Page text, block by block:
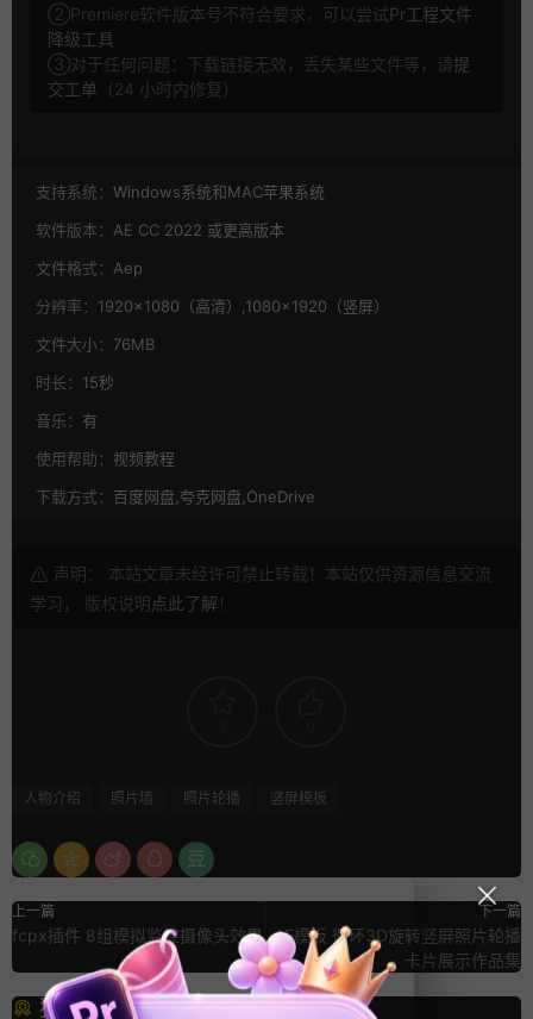
②Premiere软件版本号不符合要求，可以尝试Pr工程文件
降级工具
③对于任何问题：下载链接无效，丢失某些文件等，请提
交工单 （24 小时内修复）
支持系统： Windows系统和MAC苹果系统
软件版本： AE CC 2022 或更高版本
文件格式： Aep
分辨率： 1920×1080（高清）,1080×1920（竖屏）
文件大小： 76MB
时长： 15秒
音乐： 有
使用帮助： 视频教程
下载方式： 百度网盘,夸克网盘,OneDrive
声明： 本站文章未经许可禁止转载！本站仅供资源信息交流
学习， 版权说明点此了解 ！
人物介绍 照片墙 照片轮播 竖屏模板
上一篇
fcpx插件 8组模拟监控摄像头效果
下一篇
AE模板 循环3D旋转竖屏照片轮播
卡片展示作品集
猜你喜欢